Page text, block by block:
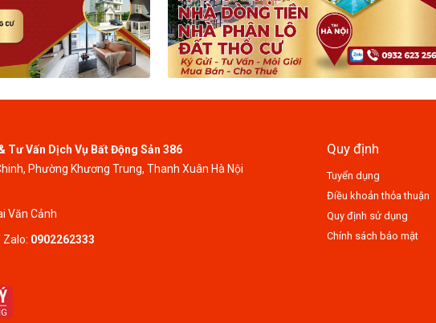
Tư Vấn Dịch Vụ Bất Động Sản 386
Phường Khương Trung, Thanh Xuân Hà Nội
Văn Cảnh
Zalo: 0902262333
Quy định
Tuyển dụng
Điều khoản thỏa thuận
Quy định sử dụng
Chính sách bảo mật